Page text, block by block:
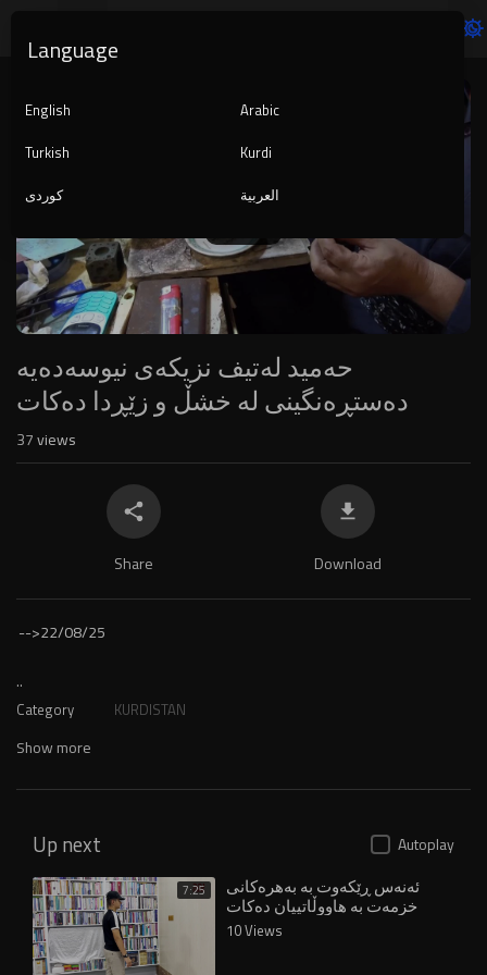
Player
auto
حەمید لەتیف نزیکەی نیوسەدەیە
دەستڕەنگینى لە خشڵ و زێڕدا دەکات
37views
Share Download
-->22/08/25
..
Category KURDISTAN
Show more
Up next Autoplay
7:25 ئەنەس ڕێکەوت بە بەهرەکانی
خزمەت بە هاووڵاتییان دەکات
10 Views
Language
English
Arabic
Turkish
Kurdi
کوردی
العربية